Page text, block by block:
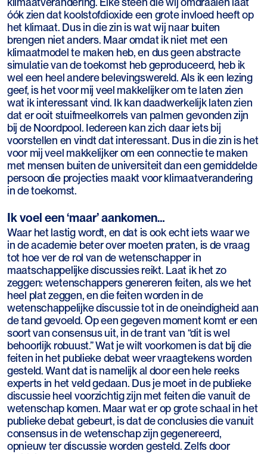
óók zien dat koolstofdioxide een grote invloed heeft op
het klimaat. Dus in die zin is wat wij naar buiten
brengen niet anders. Maar omdat ik niet met een
klimaatmodel te maken heb, en dus geen abstracte
simulatie van de toekomst heb geproduceerd, heb ik
wel een heel andere belevingswereld. Als ik een lezing
geef, is het voor mij veel makkelijker om te laten zien
wat ik interessant vind. Ik kan daadwerkelijk laten zien
dat er ooit stuifmeelkorrels van palmen gevonden zijn
bij de Noordpool. Iedereen kan zich daar iets bij
voorstellen en vindt dat interessant. Dus in die zin is het
voor mij veel makkelijker om een connectie te maken
met mensen buiten de universiteit dan een gemiddelde
persoon die projecties maakt voor klimaatverandering
in de toekomst.
Ik voel een ‘maar’ aankomen…
Waar het lastig wordt, en dat is ook echt iets waar we
in de academie beter over moeten praten, is de vraag
tot hoe ver de rol van de wetenschapper in
maatschappelijke discussies reikt. Laat ik het zo
zeggen: wetenschappers genereren feiten, als we het
heel plat zeggen, en die feiten worden in de
wetenschappelijke discussie tot in de oneindigheid aan
de tand gevoeld. Op een gegeven moment komt er een
soort van consensus uit, in de trant van “dit is wel
behoorlijk robuust.” Wat je wilt voorkomen is dat bij die
feiten in het publieke debat weer vraagtekens worden
gesteld. Want dat is namelijk al door een hele reeks
experts in het veld gedaan. Dus je moet in de publieke
discussie heel voorzichtig zijn met feiten die vanuit de
wetenschap komen. Maar wat er op grote schaal in het
publieke debat gebeurt, is dat de conclusies die vanuit
consensus in de wetenschap zijn gegenereerd,
opnieuw ter discussie worden gesteld. Zelfs door